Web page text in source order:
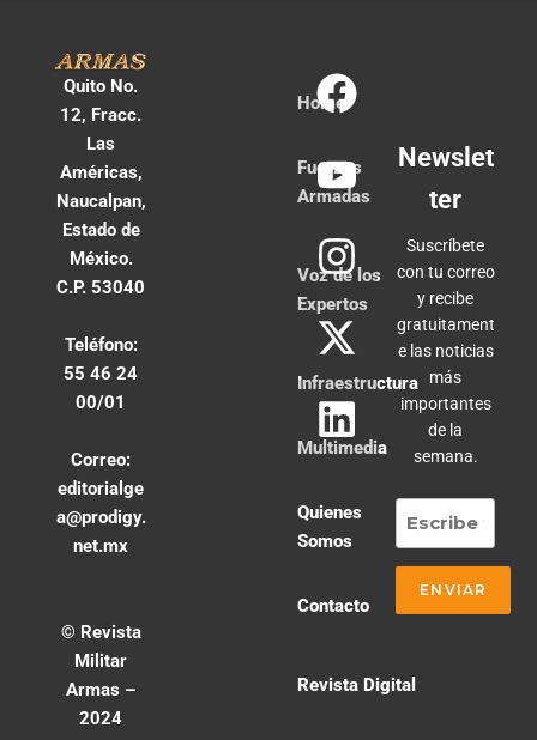
Quito No.
12, Fracc.
Las
Américas,
Naucalpan,
Estado de
México.
C.P. 53040
Teléfono:
55 46 24
00/01
Correo:
editorialge
a@prodigy.
net.mx
© Revista
Militar
Armas –
2024
Home
Fuerzas
Armadas
Voz de los
Expertos
Infraestructura
Multimedia
Quienes
Somos
Contacto
Revista Digital
Newslet
ter
Suscríbete
con tu correo
y recibe
gratuitament
e las noticias
más
importantes
de la
semana.